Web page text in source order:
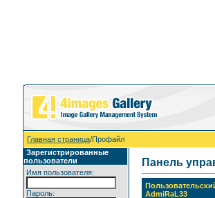
Главная страница/Профайл
Зарегистрированные
пользователи
Имя пользователя:
Пароль:
Панель
AdmiRaL33